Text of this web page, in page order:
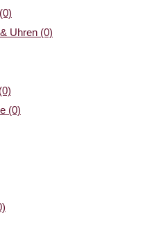
(0)
Uhren (0)
(0)
(0)